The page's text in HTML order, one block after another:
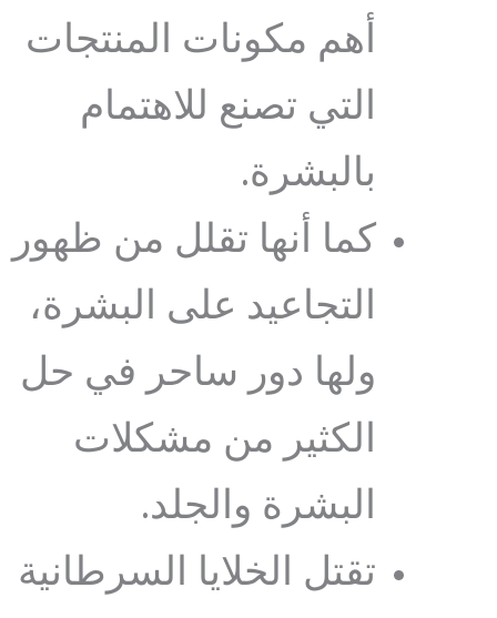
أهم مكونات المنتجات
التي تصنع للاهتمام
بالبشرة.
كما أنها تقلل من ظهور
التجاعيد على البشرة،
ولها دور ساحر في حل
الكثير من مشكلات
البشرة والجلد.
تقتل الخلايا السرطانية